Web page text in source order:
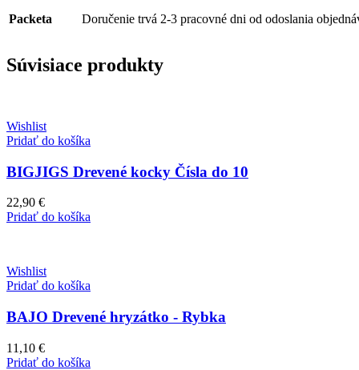
Packeta
Doručenie trvá 2-3 pracovné dni od odoslania
Súvisiace produkty
Wishlist
Pridať do košíka
BIGJIGS Drevené kocky Čísla do 10
22,90 €
Pridať do košíka
Wishlist
Pridať do košíka
BAJO Drevené hryzátko - Rybka
11,10 €
Pridať do košíka